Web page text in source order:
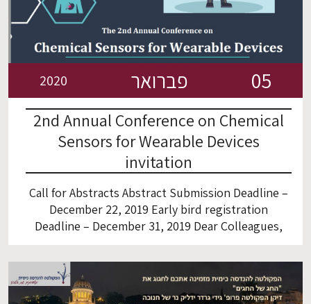
05 פברואר 2020
2nd Annual Conference on Chemical
Sensors for Wearable Devices
invitation
Call for Abstracts Abstract Submission Deadline –
December 22, 2019 Early bird registration
Deadline – December 31, 2019 Dear Colleagues,
Conference on Chemical Sensors for Wearable
Devices that will be held at the Technion – IIT
(Haifa, Israel) on 5-6 February 2020. The